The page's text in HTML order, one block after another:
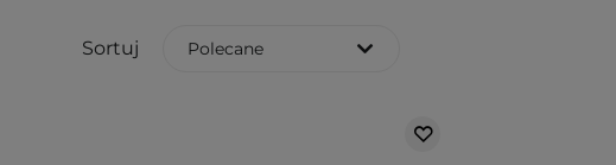
Sortuj Polecane